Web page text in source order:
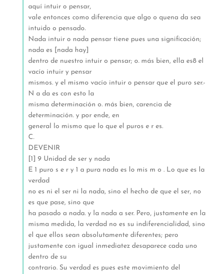
aquí intuir o pensar,
vale entonces como diferencia que algo o quena da sea
intuido o pensado.
Nada intuir o nada pensar tiene pues una significación;
nada es [nada hay]
dentro de nuestro intuir o pensar; o. más bien, ella es8 el
vacío intuir y pensar
mismos. y el mismo vacío intuir o pensar que el puro ser.-
N a da es con esto la
misma determinación o. más bien, carencia de
determinación. y por ende, en
general lo mismo que lo que el puros e r es.
C.
DEVENIR
[1] 9 Unidad de ser y nada
E 1 puro s e r y 1 a pura nada es lo mis m o . Lo que es la
verdad
no es ni el ser ni la nada, sino el hecho de que el ser, no
es que pase, sino que
ha pasado a nada. y la nada a ser. Pero, justamente en la
misma medida, la verdad no es su indiferencialidad, sino
el que ellos sean absolutamente diferentes; pero
justamente con igual inmediatez desaparece cada uno
dentro de su
contrario. Su verdad es pues este movimiento del